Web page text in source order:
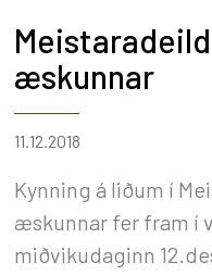
æskunnar
11.12.2018
Kynning á liðum í
æskunnar fer fram í
miðvikudaginn